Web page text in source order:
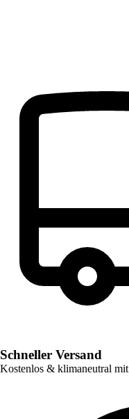
Schneller Versand
Kostenlos & klimaneutral mit